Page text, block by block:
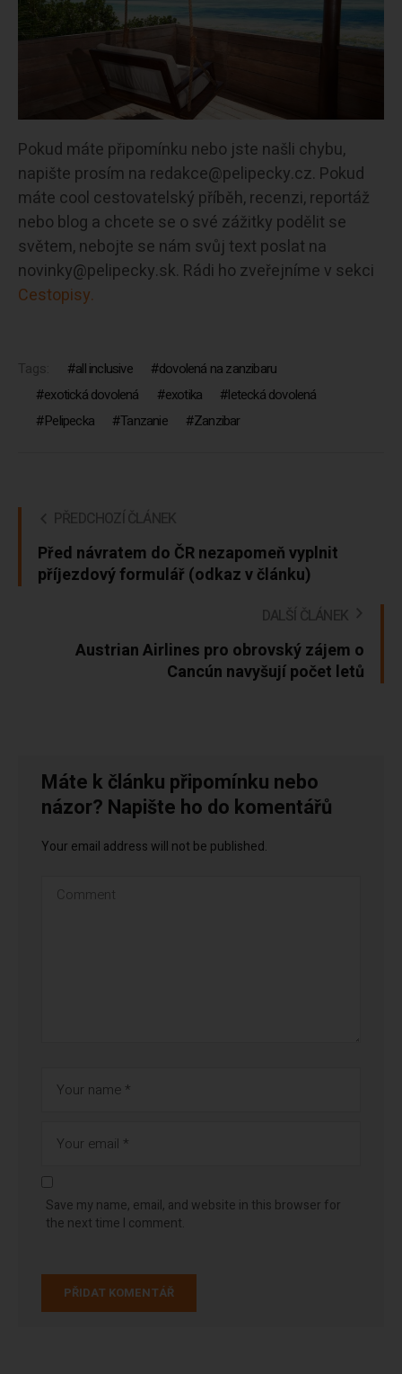
Pokud máte připomínku nebo jste našli chybu,
napište prosím na redakce@pelipecky.cz. Pokud
máte cool cestovatelský příběh, recenzi, reportáž
nebo blog a chcete se o své zážitky podělit se
světem, nebojte se nám svůj text poslat na
novinky@pelipecky.sk. Rádi ho zveřejníme v sekci
Cestopisy.
Tags: all inclusive
dovolená na zanzibaru
exotická dovolená
exotika
letecká dovolená
Pelipecka
Tanzanie Zanzibar
PŘEDCHOZÍ ČLÁNEK
Před návratem do ČR nezapomeň vyplnit
příjezdový formulář (odkaz v článku)
DALŠÍ ČLÁNEK
Austrian Airlines pro obrovský zájem o
Cancún navyšují počet letů
Máte k článku připomínku nebo
názor? Napište ho do komentářů
Your email address will not be published.
Save my name, email, and website in this browser for
the next time I comment.